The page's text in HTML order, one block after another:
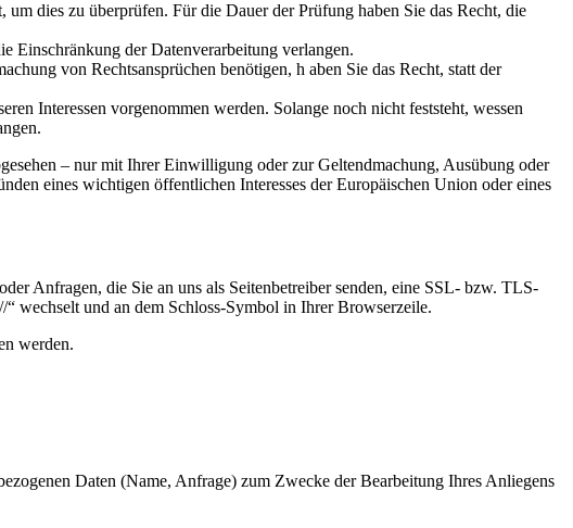
dies zu überprüfen. Für die Dauer der Prüfung haben Sie das Recht, die
Einschränkung der Datenverarbeitung verlangen.
von Rechtsansprüchen benötigen, h aben Sie das Recht, statt der
Interessen vorgenommen werden. Solange noch nicht feststeht, wessen
– nur mit Ihrer Einwilligung oder zur Geltendmachung, Ausübung oder
eines wichtigen öffentlichen Interesses der Europäischen Union oder eines
Anfragen, die Sie an uns als Seitenbetreiber senden, eine SSL- bzw. TLS-
wechselt und an dem Schloss-Symbol in Ihrer Browserzeile.
werden.
Daten (Name, Anfrage) zum Zwecke der Bearbeitung Ihres Anliegens